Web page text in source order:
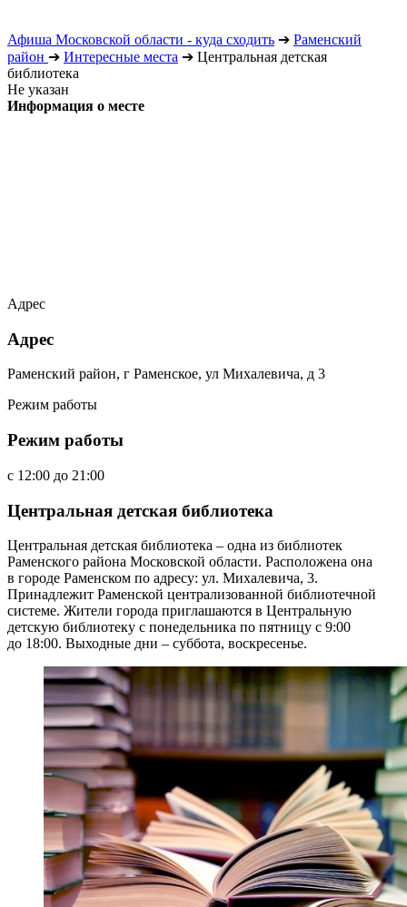
Афиша Московской области - куда сходить ➔ Раменский
район ➔ Интересные места ➔ Центральная детская
библиотека
Не указан
Информация о месте
Адрес
Адрес
Раменский район, г Раменское, ул Михалевича, д 3
Режим работы
Режим работы
c 12:00 до 21:00
Центральная детская библиотека
Центральная детская библиотека – одна из библиотек
Раменского района Московской области. Расположена она
в городе Раменском по адресу: ул. Михалевича, 3.
Принадлежит Раменской централизованной библиотечной
системе. Жители города приглашаются в Центральную
детскую библиотеку с понедельника по пятницу с 9:00
до 18:00. Выходные дни – суббота, воскресенье.